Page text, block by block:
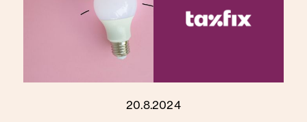
20.8.2024